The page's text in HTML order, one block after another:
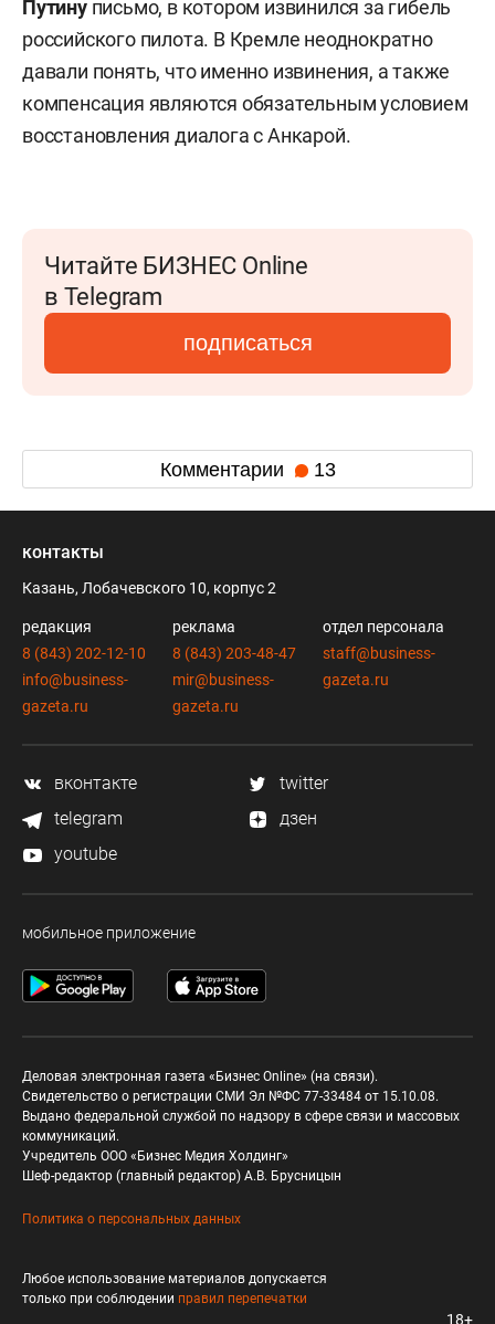
Путинуписьмо, в котором извинился за гибель
российского пилота. В Кремле неоднократно
давали понять, что именно извинения, а также
компенсация являются обязательным условием
восстановления диалога с Анкарой.
Читайте БИЗНЕС Online
в Telegram
подписаться
Комментарии 13
контакты
Казань, Лобачевского 10, корпус 2
редакция
8 (843) 202-12-10
info@business-
gazeta.ru
реклама
8 (843) 203-48-47
mir@business-
gazeta.ru
отдел персонала
staff@business-
gazeta.ru
вконтакте
twitter
telegram
дзен
youtube
мобильное приложение
Деловая электронная газета «Бизнес Online» (на связи).
Свидетельство о регистрации СМИ Эл №ФС 77-33484 от 15.10.08.
Выдано федеральной службой по надзору в сфере связи и массовых
коммуникаций.
Учредитель ООО «Бизнес Медия Холдинг»
Шеф-редактор (главный редактор) А.В. Брусницын
Политика о персональных данных
Любое использование материалов допускается
только при соблюдении правил перепечатки
18+